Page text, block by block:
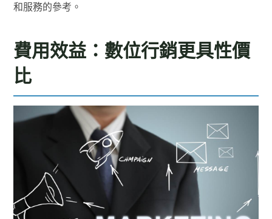
和服務的參考。
費用效益：數位行銷更具性價
比